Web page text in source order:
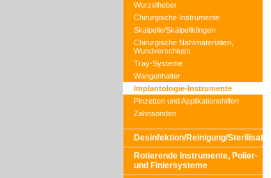
Wurzelheber
Chirurgische Instrumente
Skalpelle/Skalpellklingen
Chirurgische Nahtmaterialien,
Wundverschluss
Tray-Systeme
Wangenhalter
Implantologie-Instrumente
Pinzetten und Applikationshilfen
Zahnsonden
Desinfektion/Reinigung/Sterilisation
Rotierende Instrumente, Polier-
und Finiersysteme